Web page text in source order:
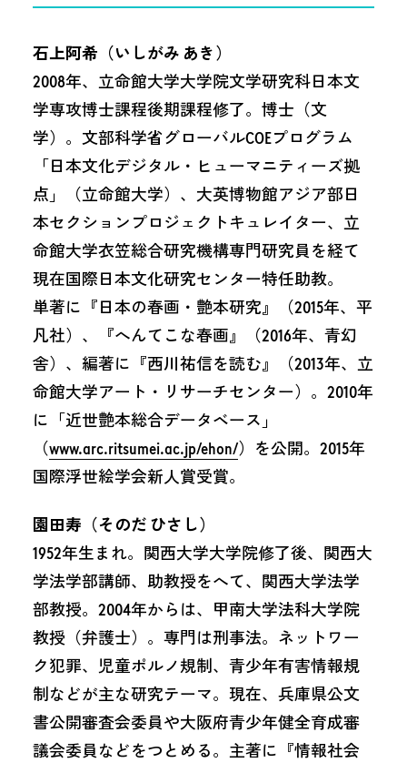
石上阿希（いしがみ あき）
2008年、立命館大学大学院文学研究科日本文
学専攻博士課程後期課程修了。博士（文
学）。文部科学省グローバルCOEプログラム
「日本文化デジタル・ヒューマニティーズ拠
点」（立命館大学）、大英博物館アジア部日
本セクションプロジェクトキュレイター、立
命館大学衣笠総合研究機構専門研究員を経て
現在国際日本文化研究センター特任助教。
単著に『日本の春画・艶本研究』（2015年、平
凡社）、『へんてこな春画』（2016年、青幻
舎）、編著に『西川祐信を読む』（2013年、立
命館大学アート・リサーチセンター）。2010年
に「近世艶本総合データベース」
（www.arc.ritsumei.ac.jp/ehon/）を公開。2015年
国際浮世絵学会新人賞受賞。
園田寿（そのだ ひさし）
1952年生まれ。関西大学大学院修了後、関西大
学法学部講師、助教授をへて、関西大学法学
部教授。2004年からは、甲南大学法科大学院
教授（弁護士）。専門は刑事法。ネットワー
ク犯罪、児童ポルノ規制、青少年有害情報規
制などが主な研究テーマ。現在、兵庫県公文
書公開審査会委員や大阪府青少年健全育成審
議会委員などをつとめる。主著に『情報社会